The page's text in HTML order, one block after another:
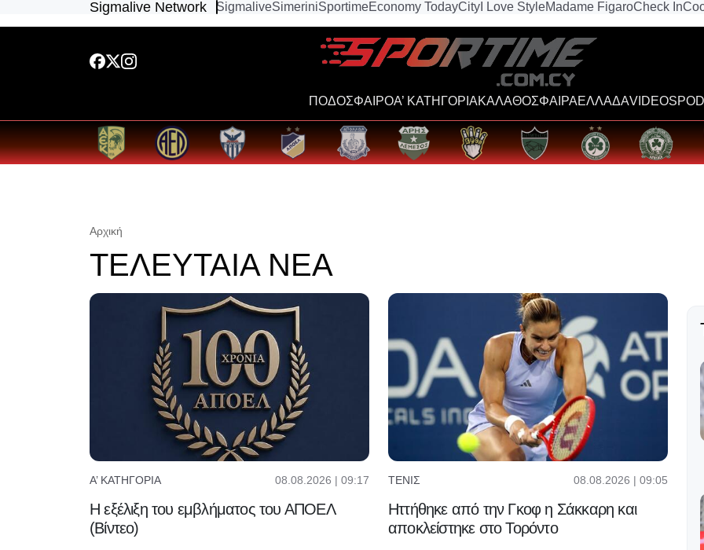
Sigmalive Network SigmaliveSimeriniSportimeEconomy TodayCity I Love StyleMadame FigaroCheck In
ΠΟΔΟΣΦΑΙΡΟΑ’ ΚΑΤΗΓΟΡΙΑΚΑΛΑΘΟΣΦΑΙΡΑΕΛΛΑΔΑVIDEOS
Αρχική
ΤΕΛΕΥΤΑΙΑ ΝΕΑ
Α’ ΚΑΤΗΓΟΡΊΑ 08.08.2026 | 09:17
Η εξέλιξη του εμβλήματος του ΑΠΟΕΛ
(Βίντεο)
ΤΈΝΙΣ 08.08.2026 | 09:05
Ηττήθηκε από την Γκοφ η Σάκκαρη και
αποκλείστηκε στο Τορόντο